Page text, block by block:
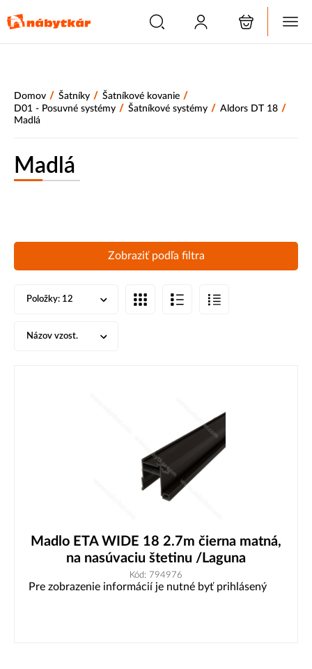
Domov / Šatníky / Šatníkové kovanie /
D01 - Posuvné systémy / Šatníkové systémy / Aldors DT 18 /
Madlá
Madlá
Zobraziť podľa filtra
Položky: 12
Názov vzost.
Madlo ETA WIDE 18 2.7m čierna matná,
na nasúvaciu štetinu /Laguna
Kód: 794976
Pre zobrazenie informácií je nutné byť prihlásený